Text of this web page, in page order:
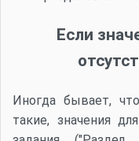
Если
Иногда бывает,
такие, значения